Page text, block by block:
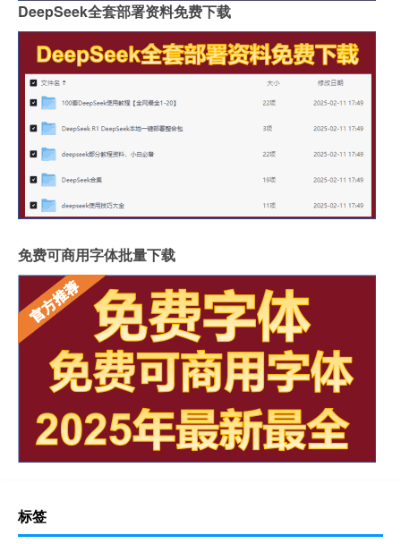
DeepSeek全套部署资料免费下载
免费可商用字体批量下载
标签